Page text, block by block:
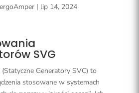
| lip 14, 2024
SVG
Generatory SVC) to
stosowane w systemach